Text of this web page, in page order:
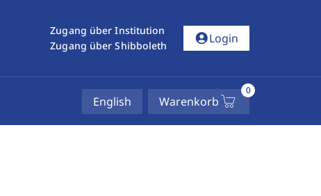
Zugang über Institution
Zugang über Shibboleth
account_circleLogin
English Warenkorb
0